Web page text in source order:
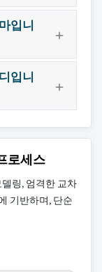
입니
입니
로세스
링, 엄격한 교차
기반하며, 단순